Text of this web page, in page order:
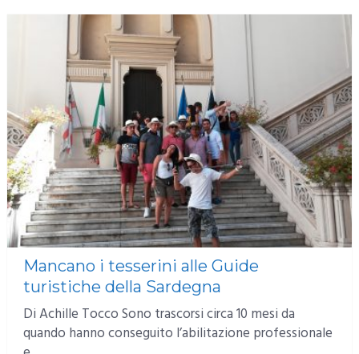
Mancano i tesserini alle Guide
turistiche della Sardegna
Di Achille Tocco Sono trascorsi circa 10 mesi da
quando hanno conseguito l’abilitazione professionale